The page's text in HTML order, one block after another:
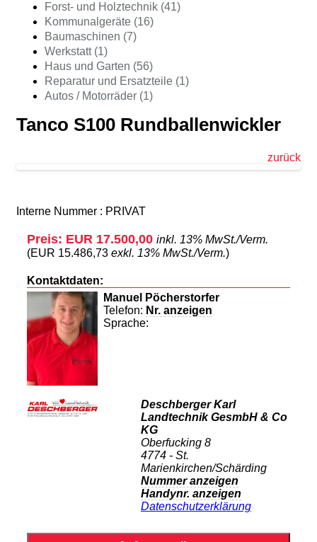
Forst- und Holztechnik (41)
Kommunalgeräte (16)
Baumaschinen (7)
Werkstatt (1)
Haus und Garten (56)
Reparatur und Ersatzteile (1)
Autos / Motorräder (1)
Tanco S100 Rundballenwickler
zurück
Interne Nummer : PRIVAT
Preis: EUR 17.500,00 inkl. 13% MwSt./Verm.
(EUR 15.486,73 exkl. 13% MwSt./Verm.)
Kontaktdaten:
Manuel Pöcherstorfer
Telefon: Nr. anzeigen
Sprache:
Deschberger Karl
Landtechnik GesmbH & Co
KG
Oberfucking 8
4774 - St.
Marienkirchen/Schärding
Nummer anzeigen
Handynr. anzeigen
Datenschutzerklärung